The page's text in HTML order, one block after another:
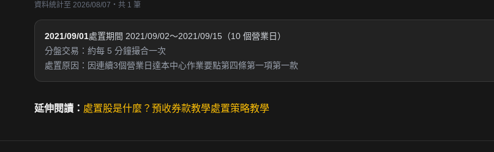
資料統計至 2026/08/07・共 1 筆
2021/09/01處置期間 2021/09/02～2021/09/15（10 個營業日）
分盤交易：約每 5 分鐘撮合一次
處置原因：因連續3個營業日達本中心作業要點第四條第一項第一款
延伸閱讀： 處置股是什麼？ 預收券款教學處置策略教學